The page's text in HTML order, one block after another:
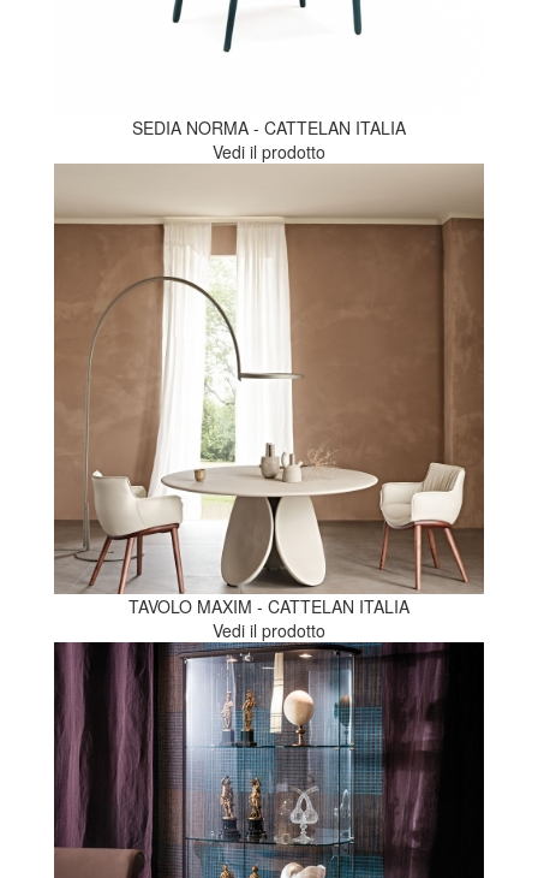
SEDIA NORMA - CATTELAN ITALIA
Vedi il prodotto
TAVOLO MAXIM - CATTELAN ITALIA
Vedi il prodotto